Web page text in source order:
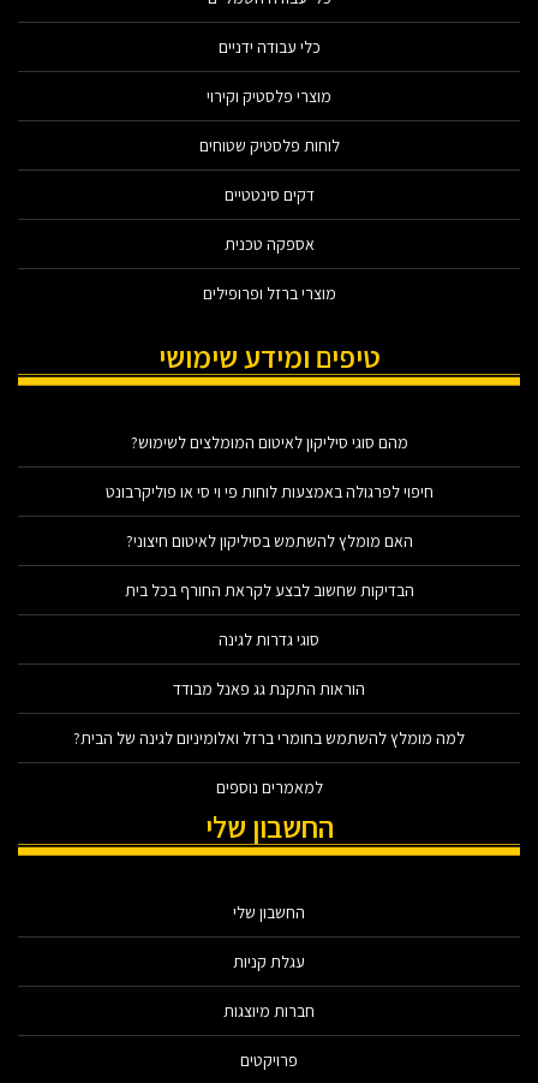
כלי עבודה ידניים
מוצרי פלסטיק וקירוי
לוחות פלסטיק שטוחים
דקים סינטטיים
אספקה טכנית
מוצרי ברזל ופרופילים
טיפים ומידע שימושי
מהם סוגי סיליקון לאיטום המומלצים לשימוש?
חיפוי לפרגולה באמצעות לוחות פי וי סי או פוליקרבונט
האם מומלץ להשתמש בסיליקון לאיטום חיצוני?
הבדיקות שחשוב לבצע לקראת החורף בכל בית
סוגי גדרות לגינה
הוראות התקנת גג פאנל מבודד
למה מומלץ להשתמש בחומרי ברזל ואלומיניום לגינה של הבית?
למאמרים נוספים
החשבון שלי
החשבון שלי
עגלת קניות
חברות מיוצגות
פרויקטים